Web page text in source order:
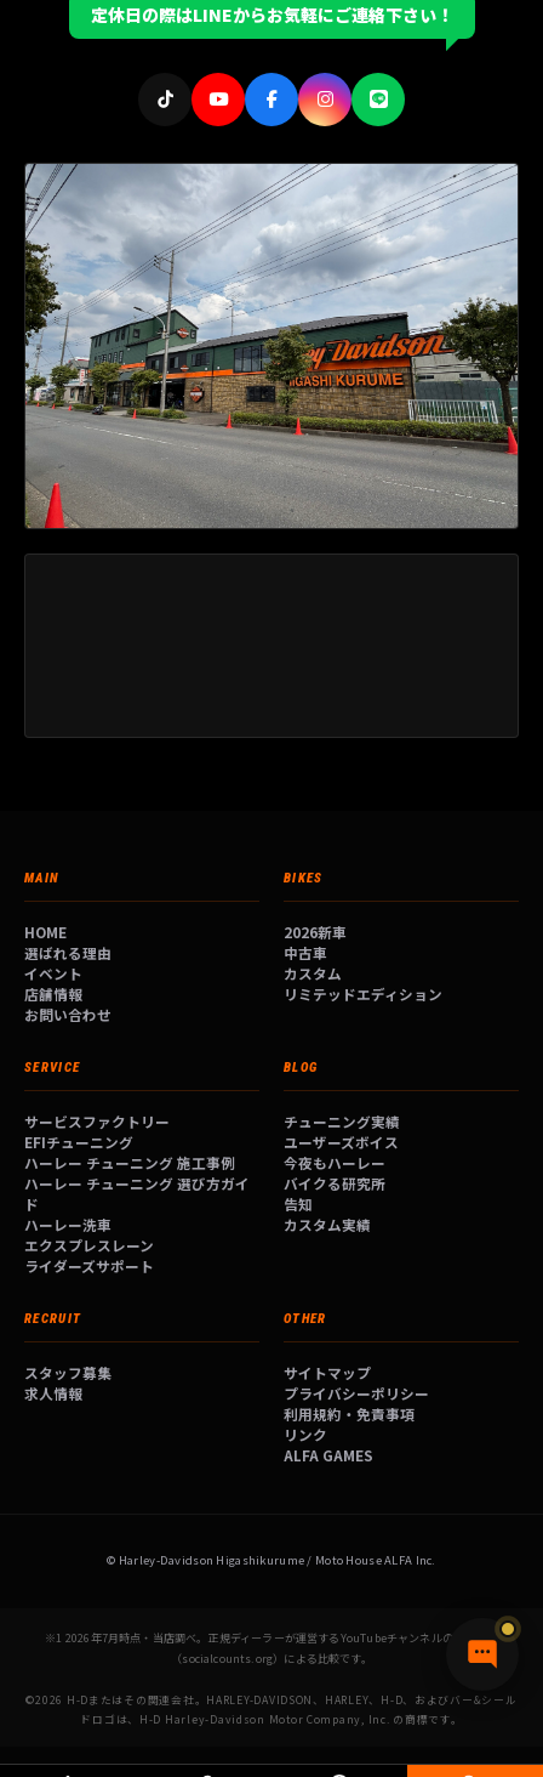
定休日の際はLINEからお気軽にご連絡下さい！
MAIN
HOME
選ばれる理由
イベント
店舗情報
お問い合わせ
BIKES
2026新車
中古車
カスタム
リミテッドエディション
SERVICE
サービスファクトリー
EFIチューニング
ハーレー チューニング 施工事例
ハーレー チューニング 選び方ガイ
ド
ハーレー洗車
エクスプレスレーン
ライダーズサポート
BLOG
チューニング実績
ユーザーズボイス
今夜もハーレー
バイクる研究所
告知
カスタム実績
RECRUIT
スタッフ募集
求人情報
OTHER
サイトマップ
プライバシーポリシー
利用規約・免責事項
リンク
ALFA GAMES
© Harley-Davidson Higashikurume / Moto House ALFA Inc.
※1 2026年7月時点・当店調べ。正規ディーラーが運営するYouTubeチャンネルの登録者数
（socialcounts.org）による比較です。
©2026 H-Dまたはその関連会社。HARLEY-DAVIDSON、HARLEY、H-D、およびバー&シール
ドロゴは、H-D Harley-Davidson Motor Company, Inc. の商標です。